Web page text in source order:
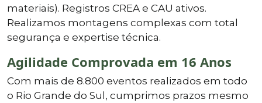
materiais). Registros CREA e CAU ativos.
Realizamos montagens complexas com total
segurança e expertise técnica.
Agilidade Comprovada em 16 Anos
Com mais de 8.800 eventos realizados em todo
o Rio Grande do Sul, cumprimos prazos mesmo